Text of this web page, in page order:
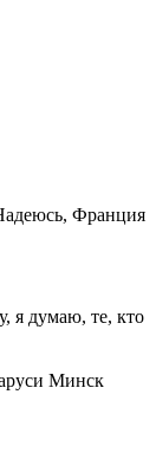
Франция
я думаю, те, кто
Минск